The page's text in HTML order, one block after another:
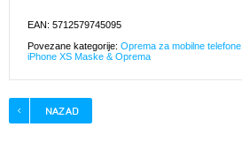
EAN: 5712579745095
Povezane kategorije: Oprema za mobilne telefone
iPhone XS Maske & Oprema